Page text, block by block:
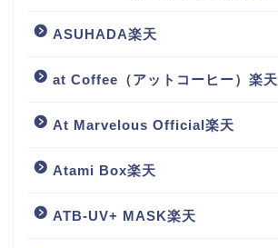
ASUHADA楽天
at Coffee（アットコーヒー）楽天
At Marvelous Official楽天
Atami Box楽天
ATB-UV+ MASK楽天